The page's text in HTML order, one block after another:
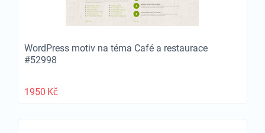
WordPress motiv na téma Café a restaurace
#52998
1950 Kč